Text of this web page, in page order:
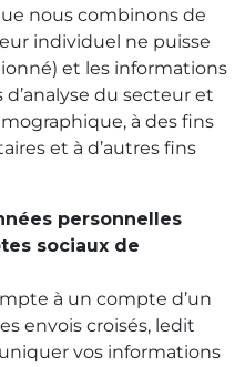
nous combinons de
individuel ne puisse
et les informations
du secteur et
à des fins
et à d’autres fins
personnelles
sociaux de
à un compte d’un
envois croisés, ledit
vos informations